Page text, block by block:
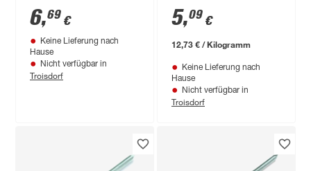
6,69 €
Keine Lieferung nach
Hause
Nicht verfügbar in
Troisdorf
cm
5,09 €
12,73 € / Kilogramm
Keine Lieferung nach
Hause
Nicht verfügbar in
Troisdorf